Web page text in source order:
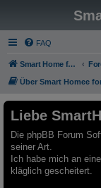
FAQ
Smart Home for Dummies
Über Smart Homee
Liebe
Die phpBB Forum
seiner Art.
Ich habe mich an
kläglich gescheitert.